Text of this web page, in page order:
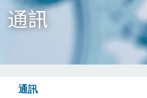
通訊